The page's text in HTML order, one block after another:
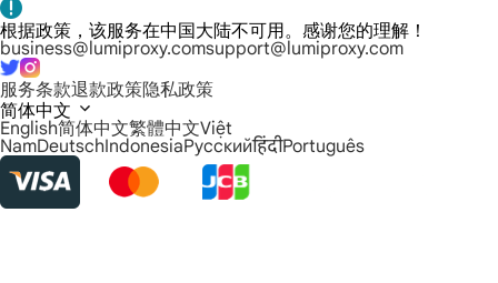
根据政策，该服务在中国大陆不可用。感谢您的理解！
business@lumiproxy.comsupport@lumiproxy.com
服务条款退款政策隐私政策
简体中文
English简体中文繁體中文Việt
NamDeutschIndonesiaРусскийहिंदीPortuguês